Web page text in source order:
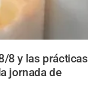
8 y las prácticas
jornada de